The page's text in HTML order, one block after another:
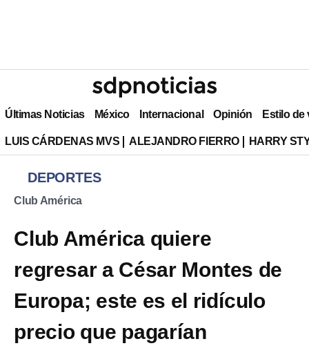
Últimas Noticias México Internacional Opinión Estilo de
LUIS CÁRDENAS MVS ALEJANDRO FIERRO HARRY
DEPORTES
Club América
Club América quiere
regresar a César Montes de
Europa; este es el ridículo
precio que pagarían